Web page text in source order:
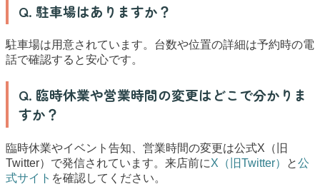
Q. 駐車場はありますか？
駐車場は用意されています。台数や位置の詳細は予約時の電
話で確認すると安心です。
Q. 臨時休業や営業時間の変更はどこで分かりま
すか？
臨時休業やイベント告知、営業時間の変更は公式X（旧
Twitter）で発信されています。来店前にX（旧Twitter） と公
式サイト を確認してください。